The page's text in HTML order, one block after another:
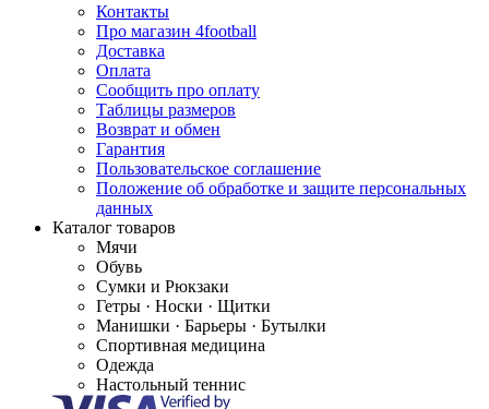
Контакты
Про магазин 4football
Доставка
Оплата
Сообщить про оплату
Таблицы размеров
Возврат и обмен
Гарантия
Пользовательское соглашение
Положение об обработке и защите персональных
данных
Каталог товаров
Мячи
Обувь
Сумки и Рюкзаки
Гетры · Носки · Щитки
Манишки · Барьеры · Бутылки
Спортивная медицина
Одежда
Настольный теннис